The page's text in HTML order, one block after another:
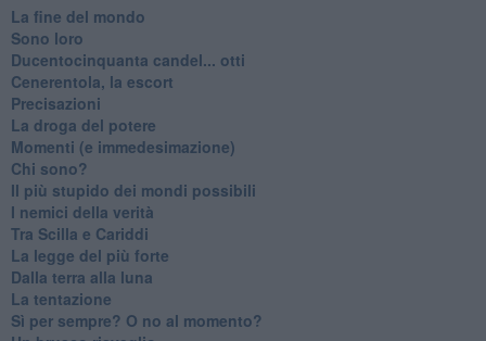
La fine del mondo
Sono loro
Ducentocinquanta candel... otti
Cenerentola, la escort
Precisazioni
La droga del potere
Momenti (e immedesimazione)
Chi sono?
Il più stupido dei mondi possibili
I nemici della verità
Tra Scilla e Cariddi
La legge del più forte
Dalla terra alla luna
La tentazione
​Sì per sempre? O no al momento?